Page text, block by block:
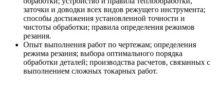
заточки и доводки всех видов режущего инструмента;
способы достижения установленной точности и
чистоты обработки; правила определения режимов
резания.
Опыт выполнения работ по чертежам; определения
режима резания; выбора оптимального порядка
обработки деталей; производства расчетов, связанных с
выполнением сложных токарных работ.